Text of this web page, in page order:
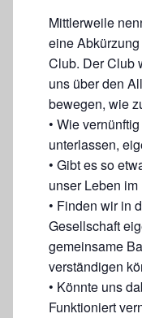
Mittlerweile
eine
Club. Der Club
uns über den
bewegen, wie
• Wie
unterlassen,
• Gibt es so
unser Leben
• Finden wir in
Gesellschaft
gemeinsame
verständigen
• Könnte uns
Funktioniert